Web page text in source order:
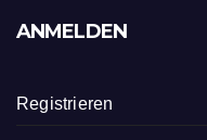
ANMELDEN
Registrieren